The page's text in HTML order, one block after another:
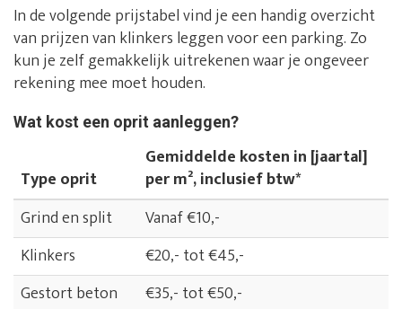
In de volgende prijstabel vind je een handig overzicht
van prijzen van klinkers leggen voor een parking. Zo
kun je zelf gemakkelijk uitrekenen waar je ongeveer
rekening mee moet houden.
Wat kost een oprit aanleggen?
Type oprit
Gemiddelde kosten in [jaartal]
per m², inclusief btw*
Grind en split
Vanaf €10,-
Klinkers
€20,- tot €45,-
Gestort beton
€35,- tot €50,-